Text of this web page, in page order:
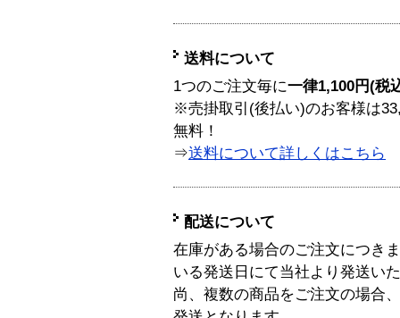
送料について
1つのご注文毎に一律1,100円(税
※売掛取引(後払い)のお客様は
無料！
⇒送料について詳しくはこちら
配送について
在庫がある場合のご注文につき
いる発送日にて当社より発送い
尚、複数の商品をご注文の場合